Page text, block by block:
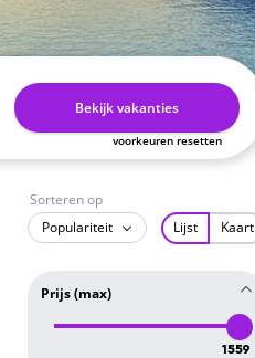
Bekijk vakanties
voorkeuren resetten
Sorteren op
Populariteit
Lijst Kaart
Prijs (max)
1559